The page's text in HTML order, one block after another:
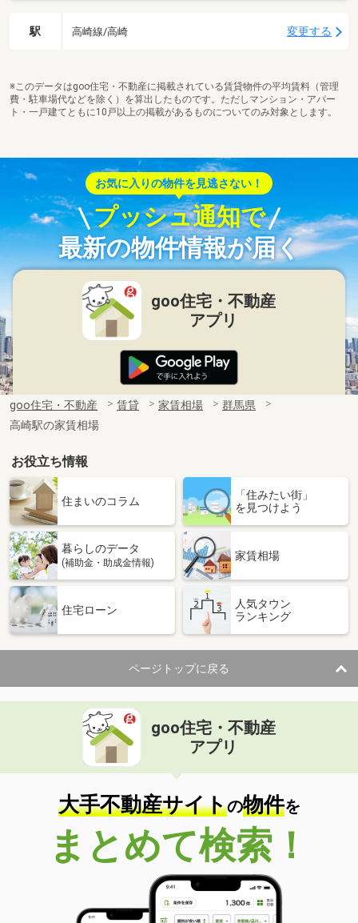
駅 高崎線/高崎 変更する
※このデータはgoo住宅・不動産に掲載されている賃貸物件の平均賃料（管理
費・駐車場代などを除く）を算出したものです。ただしマンション・アパー
ト・一戸建てともに10戸以上の掲載があるものについてのみ対象とします。
お気に入りの物件を見逃さない！
プッシュ通知で
最新の物件情報が届く
goo住宅・不動産
アプリ
goo住宅・不動産 賃貸 家賃相場
群馬県
高崎駅の家賃相場
お役立ち情報
住まいのコラム
「住みたい街」
を見つけよう
暮らしのデータ
(補助金・助成金情報)
家賃相場
住宅ローン
人気タウン
ランキング
ページトップに戻る
goo住宅・不動産
アプリ
大手不動産サイトの物件を
まとめて検索！